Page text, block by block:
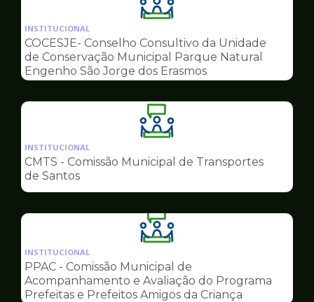
Ilustração
da
pagina
de
Conselhos
INSTITUCIONAL
COCESJE- Conselho Consultivo da Unidade
de Conservação Municipal Parque Natural
Engenho São Jorge dos Erasmos
Ilustração
da
pagina
Conselhos
INSTITUCIONAL
CMTS - Comissão Municipal de Transportes
de Santos
Ilustração
da
pagina
de
Conselhos
INSTITUCIONAL
PPAC - Comissão Municipal de
Acompanhamento e Avaliação do Programa
Prefeitas e Prefeitos Amigos da Criança